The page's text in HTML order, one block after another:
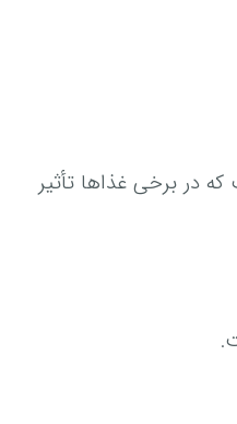
در برخی غذا‌ها تأثیر